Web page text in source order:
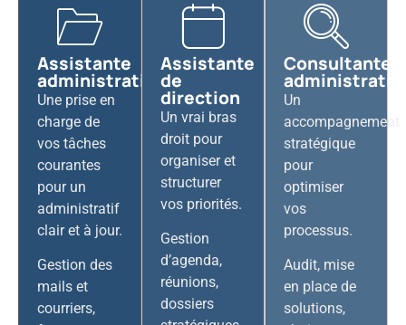
Assistante
administrative
Une prise en
charge de
vos tâches
courantes
pour un
administratif
clair et à jour.
Gestion des
mails et
courriers,
Assistante
de
direction
Un vrai bras
droit pour
organiser et
structurer
vos priorités.
Gestion
d’agenda,
réunions,
dossiers
Consultante
Un
accompagnement
stratégique
pour
optimiser
vos
processus.
Audit, mise
en place de
solutions,